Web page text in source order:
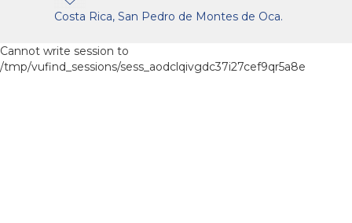
Costa Rica, San Pedro de Montes de Oca.
Cannot write session to
/tmp/vufind_sessions/sess_aodclqivgdc37i27cef9qr5a8e